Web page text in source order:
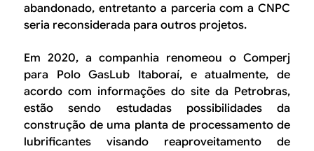
abandonado, entretanto a parceria com a CNPC
seria reconsiderada para outros projetos.
Em 2020, a companhia renomeou o Comperj
para Polo GasLub Itaboraí, e atualmente, de
acordo com informações do site da Petrobras,
estão sendo estudadas possibilidades da
construção de uma planta de processamento de
lubrificantes visando reaproveitamento de